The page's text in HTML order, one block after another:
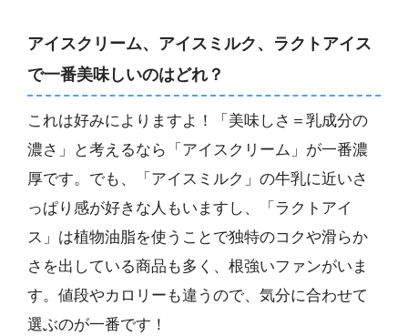
アイスクリーム、アイスミルク、ラクトアイス
で一番美味しいのはどれ？
これは好みによりますよ！「美味しさ＝乳成分の
濃さ」と考えるなら「アイスクリーム」が一番濃
厚です。でも、「アイスミルク」の牛乳に近いさ
っぱり感が好きな人もいますし、「ラクトアイ
ス」は植物油脂を使うことで独特のコクや滑らか
さを出している商品も多く、根強いファンがいま
す。値段やカロリーも違うので、気分に合わせて
選ぶのが一番です！